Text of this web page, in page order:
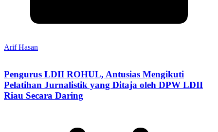
Arif Hasan
Pengurus LDII ROHUL, Antusias Mengikuti
Pelatihan Jurnalistik yang Ditaja oleh DPW LDII
Riau Secara Daring